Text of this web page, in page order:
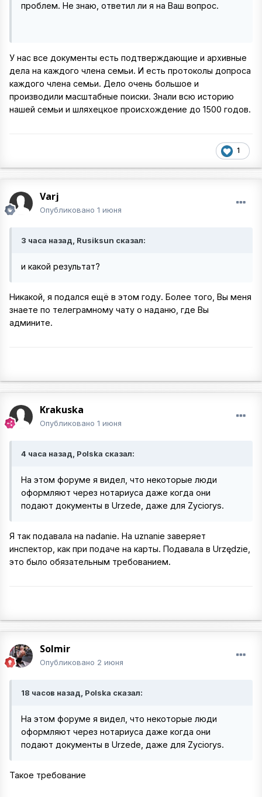
проблем. Не знаю, ответил ли я на Ваш вопрос.
У нас все документы есть подтверждающие и архивные
дела на каждого члена семьи. И есть протоколы допроса
каждого члена семьи. Дело очень большое и
производили масштабные поиски. Знали всю историю
нашей семьи и шляхецкое происхождение до 1500 годов.
1
Varj
Опубликовано 1 июня
3 часа назад, Rusiksun сказал:
и какой результат?
Никакой, я подался ещё в этом году. Более того, Вы меня
знаете по телеграмному чату о наданю, где Вы
админите.
Krakuska
Опубликовано 1 июня
4 часа назад, Polska сказал:
На этом форуме я видел, что некоторые люди
оформляют через нотариуса даже когда они
подают документы в Urzede, даже для Zyciorys.
Я так подавала на nadanie. На uznanie заверяет
инспектор, как при подаче на карты. Подавала в Urzędzie,
это было обязательным требованием.
Solmir
Опубликовано 2 июня
18 часов назад, Polska сказал:
На этом форуме я видел, что некоторые люди
оформляют через нотариуса даже когда они
подают документы в Urzede, даже для Zyciorys.
Такое требование